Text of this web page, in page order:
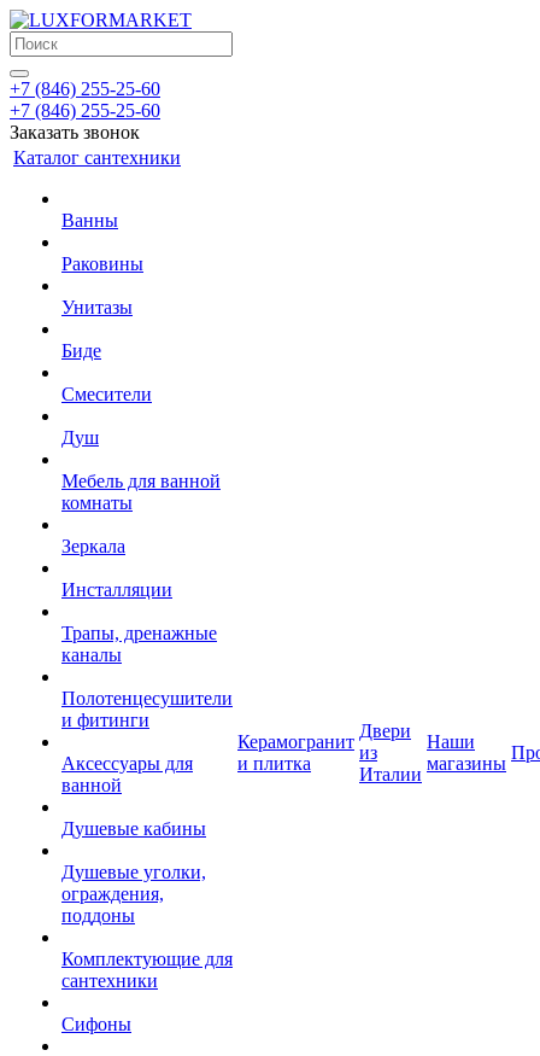
+7 (846) 255-25-60
+7 (846) 255-25-60
Заказать звонок
Каталог сантехники
Ванны
Раковины
Унитазы
Биде
Смесители
Душ
Мебель для ванной
комнаты
Зеркала
Инсталляции
Трапы, дренажные
каналы
Полотенцесушители
и фитинги
Аксессуары для
ванной
Душевые кабины
Душевые уголки,
ограждения,
поддоны
Комплектующие для
сантехники
Сифоны
Керамогранит
и плитка
Двери
из
Италии
Наши
магазины